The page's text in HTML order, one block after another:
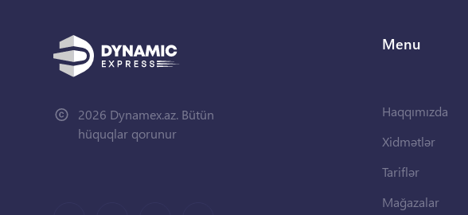
2026 Dynamex.az. Bütün
hüquqlar qorunur
Menu
Haqqımızda
Xidmətlər
Tariflər
Mağazalar